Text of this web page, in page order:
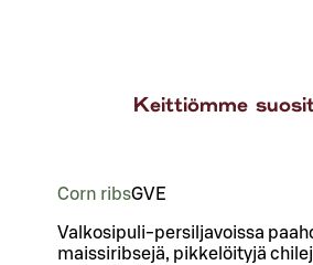
Keittiömme
Corn ribsGVE
Valkosipuli-persiljavoissa
maissiribsejä, pikkelöityjä